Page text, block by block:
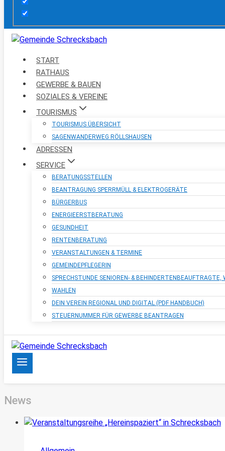
START
RATHAUS
GEWERBE & BAUEN
SOZIALES & VEREINE
TOURISMUS
TOURISMUS ÜBERSICHT
SAGENWANDERWEG RÖLLSHAUSEN
ADRESSEN
SERVICE
BERATUNGSSTELLEN
BEANTRAGUNG SPERRMÜLL & ELEKTROGERÄTE
BÜRGERBUS
ENERGIEERSTBERATUNG
GESUNDHEIT
RENTENBERATUNG
VERANSTALTUNGEN & TERMINE
GEMEINDEPFLEGERIN
SPRECHSTUNDE SENIOREN- & BEHINDERTENBEAUFTRAGTE,
WAHLEN
DEIN VEREIN REGIONAL UND DIGITAL (PDF HANDBUCH)
STEUERNUMMER FÜR GEWERBE BEANTRAGEN
News